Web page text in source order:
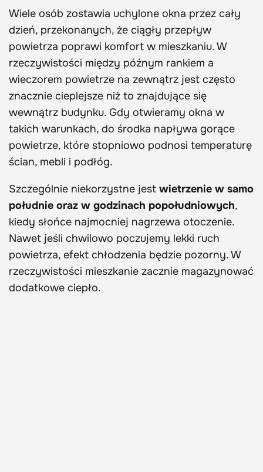
Wiele osób zostawia uchylone okna przez cały
dzień, przekonanych, że ciągły przepływ
powietrza poprawi komfort w mieszkaniu. W
rzeczywistości między późnym rankiem a
wieczorem powietrze na zewnątrz jest często
znacznie cieplejsze niż to znajdujące się
wewnątrz budynku. Gdy otwieramy okna w
takich warunkach, do środka napływa gorące
powietrze, które stopniowo podnosi temperaturę
ścian, mebli i podłóg.
Szczególnie niekorzystne jest wietrzenie w samo
południe oraz w godzinach popołudniowych,
kiedy słońce najmocniej nagrzewa otoczenie.
Nawet jeśli chwilowo poczujemy lekki ruch
powietrza, efekt chłodzenia będzie pozorny. W
rzeczywistości mieszkanie zacznie magazynować
dodatkowe ciepło.